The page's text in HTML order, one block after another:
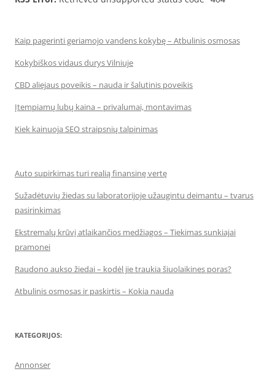
Kaip pagerinti geriamojo vandens kokybę – Atbulinis osmosas
Kokybiškos vidaus durys Vilniuje
CBD aliejaus poveikis – nauda ir šalutinis poveikis
Įtempiamų lubų kaina – privalumai, montavimas
Kiek kainuoja SEO straipsnių talpinimas
Auto supirkimas turi realią finansinę vertę
Sužadėtuvių žiedas su laboratorijoje užaugintu deimantu – tvarus
pasirinkimas
Ekstremalų krūvį atlaikančios medžiagos – Tiekimas sunkiajai
pramonei
Raudono aukso žiedai – kodėl jie traukia šiuolaikines poras?
Atbulinis osmosas ir paskirtis – Kokia nauda
KATEGORIJOS:
Annonser